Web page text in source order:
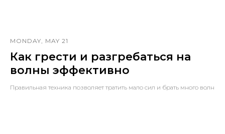
MONDAY, MAY 21
Как грести и разгребаться на
волны эффективно
Правильная техника позволяет тратить мало сил и брать много волн